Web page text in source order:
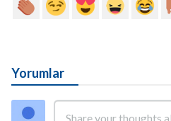
Yorumlar